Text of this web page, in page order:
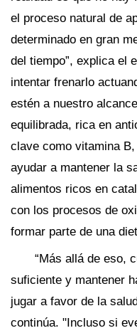
el proceso natural de
determinado en gran
del tiempo”, explica el
intentar frenarlo
estén a nuestro
equilibrada, rica en
clave como vitamina
ayudar a mantener la
alimentos ricos en
con los procesos de
formar parte de una
“Más allá de eso,
suficiente y mantener
jugar a favor de la
continúa. "Incluso si